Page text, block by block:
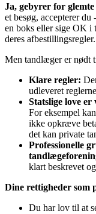
Ja, gebyrer for
et besøg, accepterer
en boks eller sige OK i
deres afbestillingsregler.
Men tandlæger er nødt
Klare regler:
udleveret
Statslige love er
For eksempel
ikke opkræve
det kan private
Professionelle
klart beskrevet
Dine rettigheder som
Du har lov til at